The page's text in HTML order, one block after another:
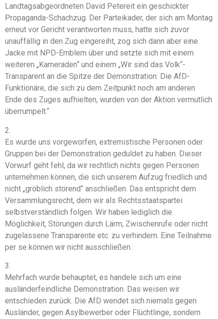
Landtagsabgeordneten David Petereit ein geschickter
Propaganda-Schachzug. Der Parteikader, der sich am Montag
erneut vor Gericht verantworten muss, hatte sich zuvor
unauffällig in den Zug eingereiht, zog sich dann aber eine
Jacke mit NPD-Emblem über und setzte sich mit einem
weiteren „Kameraden“ und einem „Wir sind das Volk“-
Transparent an die Spitze der Demonstration. Die AfD-
Funktionäre, die sich zu dem Zeitpunkt noch am anderen
Ende des Zuges aufhielten, wurden von der Aktion vermutlich
überrumpelt.“
2.
Es wurde uns vorgeworfen, extremistische Personen oder
Gruppen bei der Demonstration geduldet zu haben. Dieser
Vorwurf geht fehl, da wir rechtlich nichts gegen Personen
unternehmen können, die sich unserem Aufzug friedlich und
nicht „gröblich störend“ anschließen. Das entspricht dem
Versammlungsrecht, dem wir als Rechtsstaatspartei
selbstverständlich folgen. Wir haben lediglich die
Möglichkeit, Störungen durch Lärm, Zwischenrufe oder nicht
zugelassene Transparente etc. zu verhindern. Eine Teilnahme
per se können wir nicht ausschließen.
3.
Mehrfach wurde behauptet, es handele sich um eine
ausländerfeindliche Demonstration. Das weisen wir
entschieden zurück. Die AfD wendet sich niemals gegen
Ausländer, gegen Asylbewerber oder Flüchtlinge, sondern